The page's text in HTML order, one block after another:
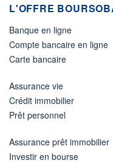
L'OFFRE
Banque en ligne
Compte bancaire en ligne
Carte bancaire
Assurance vie
Crédit immobilier
Prêt personnel
Assurance prêt immobilier
Investir en bourse